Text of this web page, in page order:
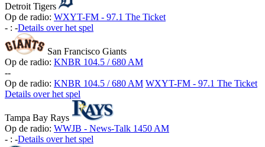
Detroit Tigers
Op de radio: WXYT-FM - 97.1 The Ticket
- : -Details over het spel
San Francisco Giants
Op de radio: KNBR 104.5 / 680 AM
--
Op de radio: KNBR 104.5 / 680 AM WXYT-FM - 97.1 The Ticket
Details over het spel
Tampa Bay Rays
Op de radio: WWJB - News-Talk 1450 AM
- : -Details over het spel